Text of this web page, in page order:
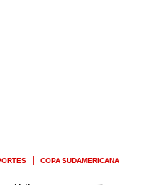
COPA SUDAMERICANA